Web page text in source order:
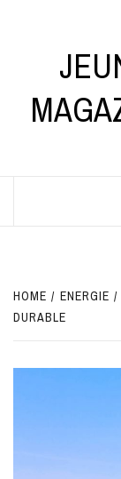
HOME ENERGIE
DURABLE